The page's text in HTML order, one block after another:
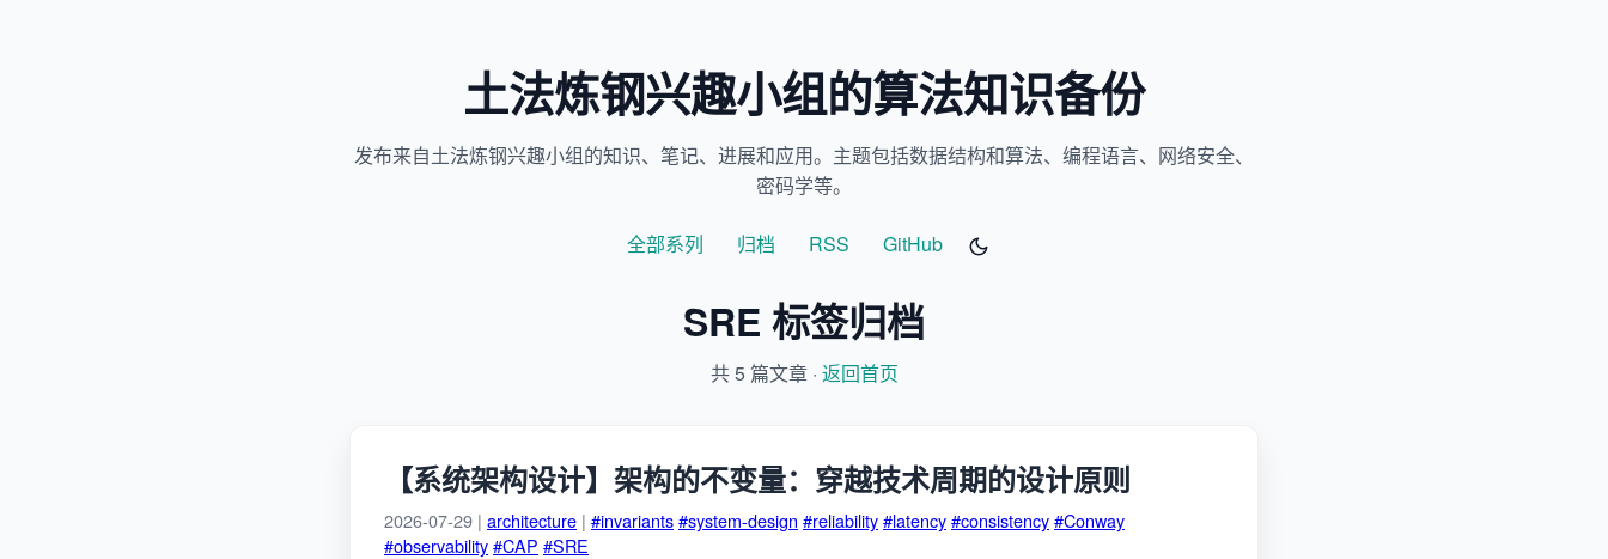
土法炼钢兴趣小组的算法知识备份
发布来自土法炼钢兴趣小组的知识、笔记、进展和应用。主题包括数据结构和算法、编程语言、网络安全、
密码学等。
全部系列 归档 RSS GitHub
SRE 标签归档
共 5 篇文章 · 返回首页
【系统架构设计】架构的不变量：穿越技术周期的设计原则
2026-07-29 | architecture | #invariants#system-design #reliability#latency#consistency#Conway
#observability#CAP #SRE